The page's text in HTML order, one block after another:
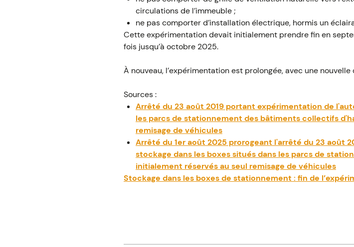
circulations de l’immeuble ;
ne pas comporter d’installation électrique, hormis un
Cette expérimentation devait initialement prendre fin en
fois jusqu’à octobre 2025.
À nouveau, l’expérimentation est prolongée, avec une
Sources :
Arrêté du 23 août 2019 portant expérimentation de
les parcs de stationnement des bâtiments collectifs
remisage de véhicules
Arrêté du 1er août 2025 prorogeant l'arrêté du 23 août
stockage dans les boxes situés dans les parcs de
initialement réservés au seul remisage de véhicules
Stockage dans les boxes de stationnement : fin de